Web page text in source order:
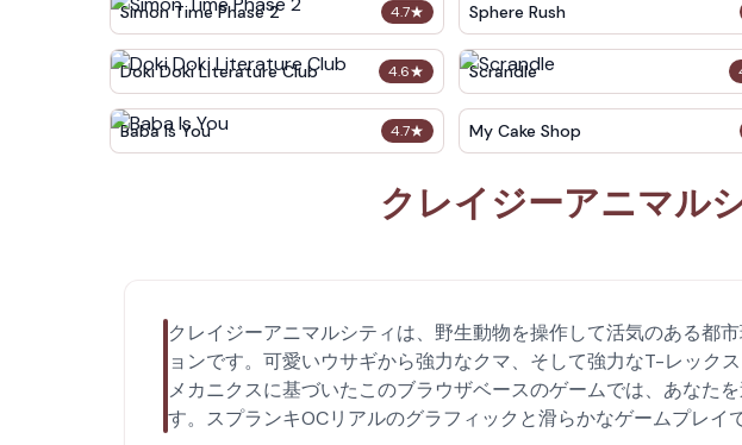
4.7★
Simon Time Phase 2 Sphere Rush
4.6★
Doki Doki Literature Club Scrandle
4.7★
Baba Is You My Cake Shop
クレイジーアニマル
クレイジーアニマルシティは、野生動物を操作して活気のある都
ョンです。可愛いウサギから強力なクマ、そして強力なT-レック
メカニクスに基づいたこのブラウザベースのゲームでは、あなた
す。スプランキOCリアルのグラフィックと滑らかなゲームプレイ